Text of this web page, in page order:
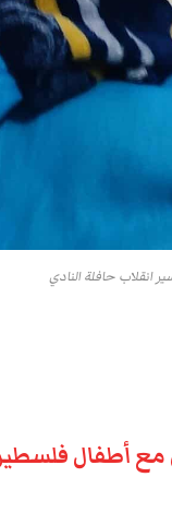
انقلاب حافلة النادي
مع أطفال